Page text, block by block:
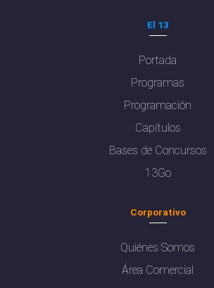
El 13
Portada
Programas
Programación
Capítulos
Bases de Concursos
13Go
Corporativo
Quiénes Somos
Área Comercial